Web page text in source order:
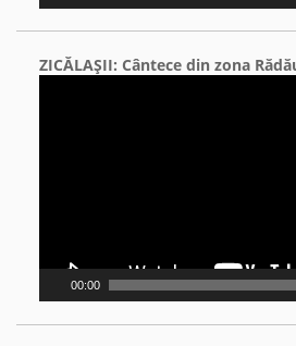
ZICĂLAŞII: Cântece din zona
00:00